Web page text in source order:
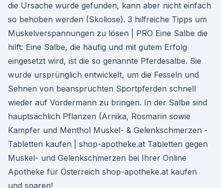
die Ursache wurde gefunden, kann aber nicht einfach
so behoben werden (Skoliose). 3 hilfreiche Tipps um
Muskelverspannungen zu lösen | PRO Eine Salbe die
hilft: Eine Salbe, die häufig und mit gutem Erfolg
eingesetzt wird, ist die so genannte Pferdesalbe. Sie
wurde ursprünglich entwickelt, um die Fesseln und
Sehnen von beanspruchten Sportpferden schnell
wieder auf Vordermann zu bringen. In der Salbe sind
hauptsächlich Pflanzen (Arnika, Rosmarin sowie
Kampfer und Menthol Muskel- & Gelenkschmerzen -
Tabletten kaufen | shop-apotheke.at Tabletten gegen
Muskel- und Gelenkschmerzen bei Ihrer Online
Apotheke für Österreich shop-apotheke.at kaufen
und sparen!